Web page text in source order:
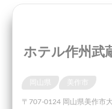
ホテル作州武
美作市
〒707-0124 岡山県美作市